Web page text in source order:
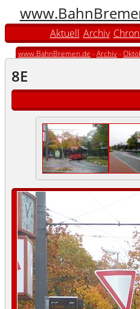
Aktuell Archiv
www.BahnBremen.de -Archiv-
8E